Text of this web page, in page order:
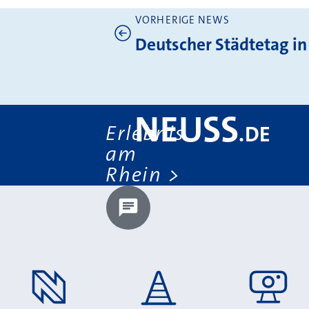
Weitere News
VORHERIGE NEWS
Deutscher Städtetag in
Erlebnis
am
Rhein
NEUSS.DE
Chatbot laden?